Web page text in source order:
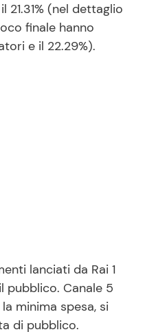
(nel dettaglio
finale hanno
e il 22.29%).
lanciati da Rai 1
pubblico. Canale 5
minima spesa, si
di pubblico.